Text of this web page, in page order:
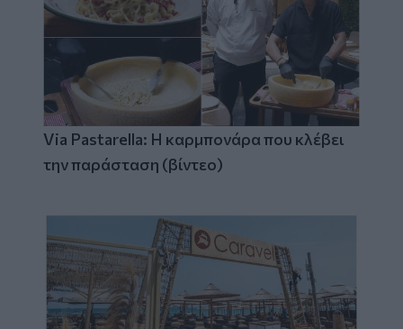
Via Pastarella: Η καρμπονάρα που κλέβει
την παράσταση (βίντεο)